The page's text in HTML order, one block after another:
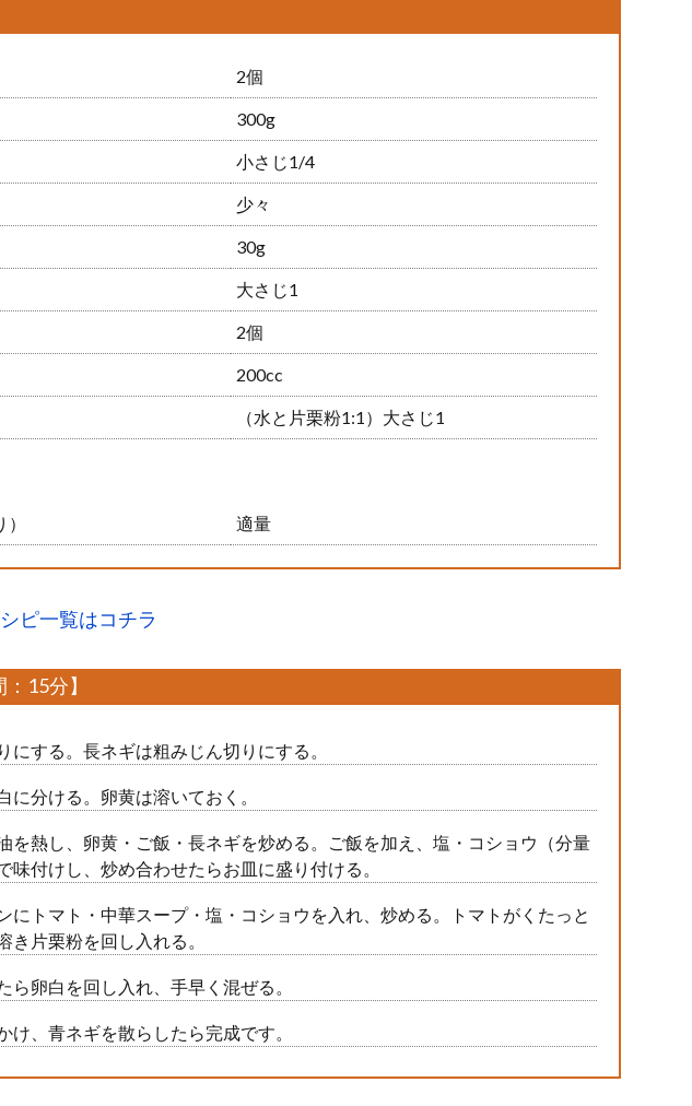
2個
300g
小さじ1/4
少々
30g
大さじ1
2個
200cc
（水と片栗粉1:1）大さじ1
適量
ピ一覧はコチラ
15分】
にする。長ネギは粗みじん切りにする。
に分ける。卵黄は溶いておく。
を熱し、卵黄・ご飯・長ネギを炒める。ご飯を加え、塩・コショウ（分量
味付けし、炒め合わせたらお皿に盛り付ける。
にトマト・中華スープ・塩・コショウを入れ、炒める。トマトがくたっと
き片栗粉を回し入れる。
ら卵白を回し入れ、手早く混ぜる。
け、青ネギを散らしたら完成です。